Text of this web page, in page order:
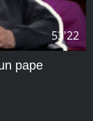
53'22
pape